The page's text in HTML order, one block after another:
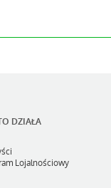
DZIAŁA
Lojalnościowy